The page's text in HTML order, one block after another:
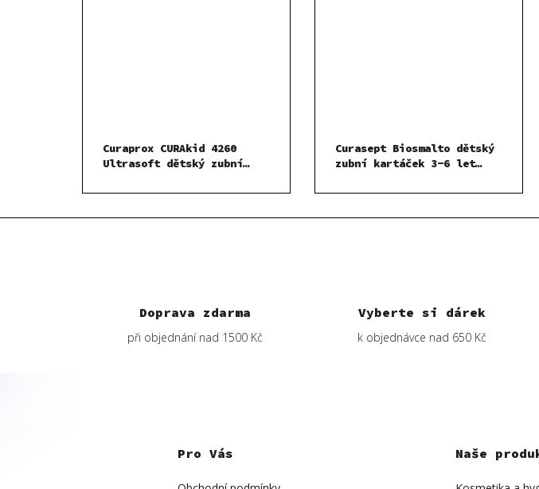
Doprava zdarma
při objednání nad 1500 Kč
Vyberte si dárek
k objednávce nad 650 Kč
Curaprox CURAkid 4260
Ultrasoft dětský zubní
Curasept Biosmalto dětský
zubní kartáček 3-6 let
Pro Vás Naše